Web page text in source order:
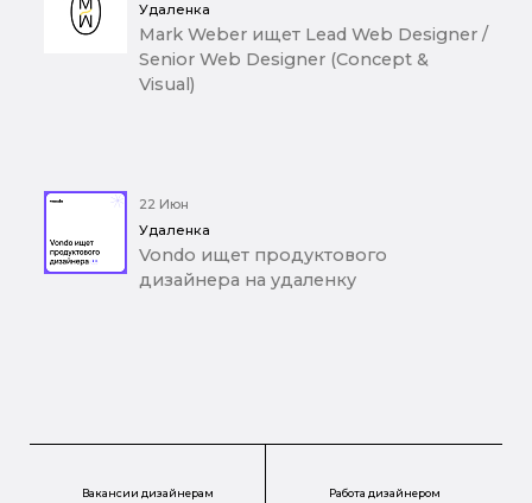
Удаленка
Mark Weber ищет Lead Web Designer /
Senior Web Designer (Concept &
Visual)
22 Июн
Удаленка
Vondo ищет продуктового
дизайнера на удаленку
Вакансии дизайнерам Работа дизайнером